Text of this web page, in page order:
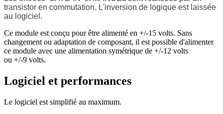
transistor en commutation. L'inversion de logique est laissée
au logiciel.
Ce module est conçu pour être alimenté en +/-15 volts. Sans
changement ou adaptation de composant, il est possible d'alimenter
ce module avec une alimentation symétrique de +/-12 volts
ou +/-9 volts.
Logiciel et performances
Le logiciel est simplifié au maximum.